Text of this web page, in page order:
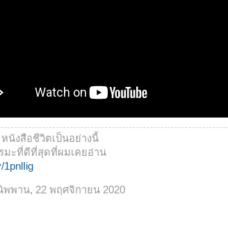
หนังสือชีวิตเป็นอย่างนี้
มะที่ดีที่สุดที่ผมเคยอ่าน
1pnlIig
พาน, 22 พฤศจิกายน 2020